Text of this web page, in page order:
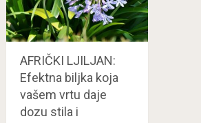
AFRIČKI LJILJAN:
Efektna biljka koja
vašem vrtu daje
dozu stila i